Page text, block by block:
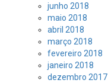
junho 2018
maio 2018
abril 2018
março 2018
fevereiro 2018
janeiro 2018
dezembro 2017